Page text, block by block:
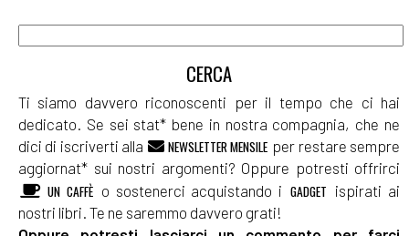
Ti siamo davvero riconoscenti per il tempo che ci hai
dedicato. Se sei stat* bene in nostra compagnia, che ne
dici di iscriverti alla
NEWSLETTER MENSILE per restare sempre
aggiornat* sui nostri argomenti? Oppure potresti offrirci
UN CAFFÈ o sostenerci acquistando i GADGET ispirati ai
nostri libri. Te ne saremmo davvero grati!